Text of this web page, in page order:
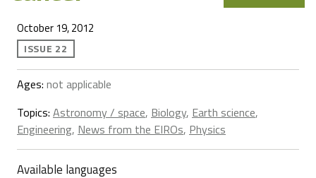
October 19, 2012
ISSUE 22
Ages: not applicable
Topics: Astronomy / space, Biology, Earth science,
Engineering, News from the EIROs, Physics
Available languages